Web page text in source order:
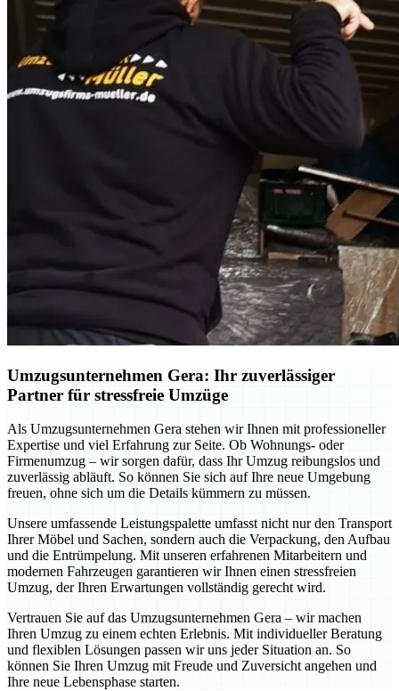
Umzugsunternehmen Gera: Ihr zuverlässiger
Partner für stressfreie Umzüge
Als Umzugsunternehmen Gera stehen wir Ihnen mit professioneller
Expertise und viel Erfahrung zur Seite. Ob Wohnungs- oder
Firmenumzug – wir sorgen dafür, dass Ihr Umzug reibungslos und
zuverlässig abläuft. So können Sie sich auf Ihre neue Umgebung
freuen, ohne sich um die Details kümmern zu müssen.
Unsere umfassende Leistungspalette umfasst nicht nur den Transport
Ihrer Möbel und Sachen, sondern auch die Verpackung, den Aufbau
und die Entrümpelung. Mit unseren erfahrenen Mitarbeitern und
modernen Fahrzeugen garantieren wir Ihnen einen stressfreien
Umzug, der Ihren Erwartungen vollständig gerecht wird.
Vertrauen Sie auf das Umzugsunternehmen Gera – wir machen
Ihren Umzug zu einem echten Erlebnis. Mit individueller Beratung
und flexiblen Lösungen passen wir uns jeder Situation an. So
können Sie Ihren Umzug mit Freude und Zuversicht angehen und
Ihre neue Lebensphase starten.